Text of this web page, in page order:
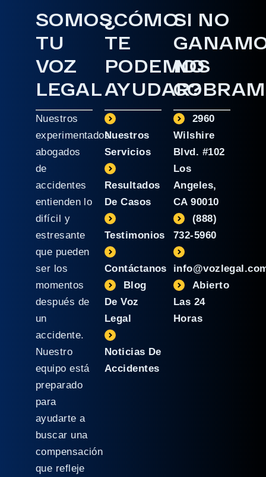
SOMOS
TU
VOZ
LEGAL
Nuestros
experimentados
abogados
de
accidentes
entienden lo
difícil y
estresante
que pueden
ser los
momentos
después de
un
accidente.
Nuestro
equipo está
preparado
para
ayudarte a
buscar una
compensación
que refleje
¿CÓMO
TE
PODEMOS
AYUDAR?
Nuestros
Servicios
Resultados
De Casos
Testimonios
Contáctanos
Blog
De Voz
Legal
Noticias De
Accidentes
SI NO
NO
2960
Wilshire
Blvd. #102
Los
Angeles,
CA 90010
(888)
732-5960
Abierto
Las 24
Horas